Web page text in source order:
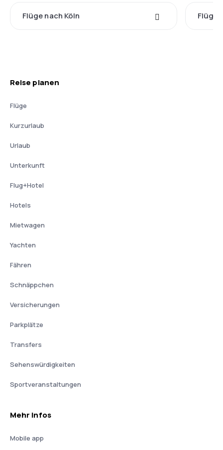
Flüge nach Köln Flüge
Reise planen
Flüge
Kurzurlaub
Urlaub
Unterkunft
Flug+Hotel
Hotels
Mietwagen
Yachten
Fähren
Schnäppchen
Versicherungen
Parkplätze
Transfers
Sehenswürdigkeiten
Sportveranstaltungen
Mehr Infos
Mobile app